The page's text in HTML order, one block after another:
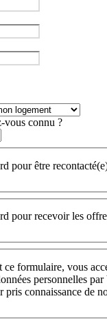
vous connu ?
pour être
pour recevoir les
ce formulaire, vous
personnelles
pris connaissance de